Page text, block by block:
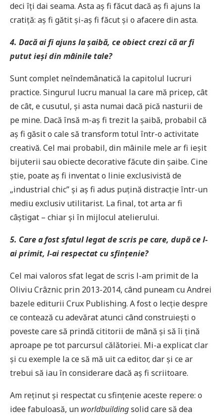
deci îți dai seama. Asta aș fi făcut dacă aș fi ajuns la
cratiță: aș fi gătit și-aș fi făcut și o afacere din asta.
4. Dacă ai fi ajuns la șaibă, ce obiect crezi că ar fi
putut ieși din mâinile tale?
Sunt complet neîndemânatică la capitolul lucruri
practice. Singurul lucru manual la care mă pricep, cât
de cât, e cusutul, și asta numai dacă pică nasturii de
pe mine. Dacă însă m-aș fi trezit la șaibă, probabil că
aș fi găsit o cale să transform totul într-o activitate
creativă. Cel mai probabil, din mâinile mele ar fi ieșit
bijuterii sau obiecte decorative făcute din șaibe. Cine
știe, poate aș fi inventat o linie exclusivistă de
„industrial chic” și aș fi adus puțină distracție într-un
mediu exclusiv utilitarist. La final, tot arta ar fi
câștigat – chiar și în mijlocul atelierului.
5. Care a fost sfatul legat de scris pe care, după ce l-
ai primit, l-ai respectat cu sfințenie?
Cel mai valoros sfat legat de scris l-am primit de la
Oliviu Crâznic prin 2013-2014, când puneam cu Andrei
bazele editurii Crux Publishing. A fost o lecție despre
ce contează cu adevărat atunci când construiești o
poveste care să prindă cititorii de mână și să îi țină
aproape pe tot parcursul călătoriei. Mi-a explicat clar
și cu exemple la ce să mă uit ca editor, dar și ce ar
trebui să iau în considerare dacă aș fi scriitoare.
Am reținut și respectat cu sfințenie aceste repere: o
idee fabuloasă, un worldbuildingsolid care să dea